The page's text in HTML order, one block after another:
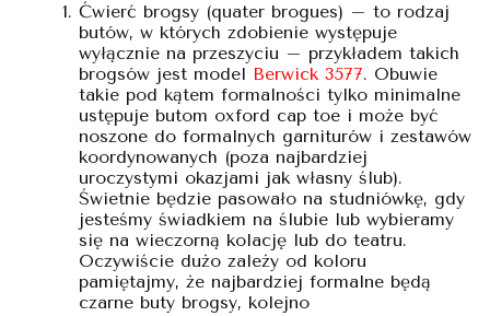
Ćwierć brogsy (quater brogues) – to rodzaj
butów, w których zdobienie występuje
wyłącznie na przeszyciu – przykładem takich
brogsów jest model Berwick 3577. Obuwie
takie pod kątem formalności tylko minimalne
ustępuje butom oxford cap toe i może być
noszone do formalnych garniturów i zestawów
koordynowanych (poza najbardziej
uroczystymi okazjami jak własny ślub).
Świetnie będzie pasowało na studniówkę, gdy
jesteśmy świadkiem na ślubie lub wybieramy
się na wieczorną kolację lub do teatru.
Oczywiście dużo zależy od koloru
pamiętajmy, że najbardziej formalne będą
czarne buty brogsy, kolejno